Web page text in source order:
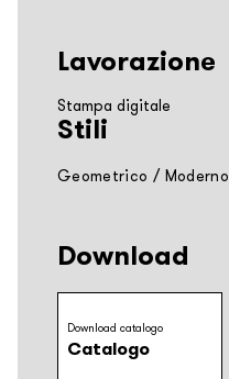
Lavorazione
Stampa digitale
Stili
Geometrico / Moderno
Download
Download catalogo
Catalogo